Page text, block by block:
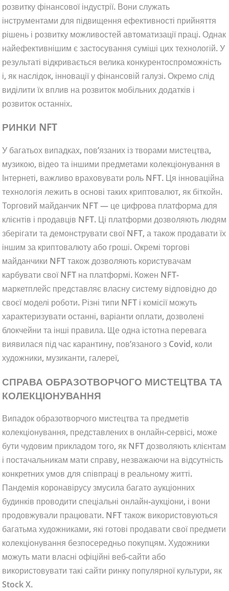
розвитку фінансової індустрії. Вони служать
інструментами для підвищення ефективності прийняття
рішень і розвитку можливостей автоматизації праці. Однак
найефективнішим є застосування суміші цих технологій. У
результаті відкривається велика конкурентоспроможність
і, як наслідок, інновації у фінансовій галузі. Окремо слід
виділити їх вплив на розвиток мобільних додатків і
розвиток останніх.
РИНКИ NFT
У багатьох випадках, пов’язаних із творами мистецтва,
музикою, відео та іншими предметами колекціонування в
Інтернеті, важливо враховувати роль NFT. Ця інноваційна
технологія лежить в основі таких криптовалют, як біткойн.
Торговий майданчик NFT — це цифрова платформа для
клієнтів і продавців NFT. Ці платформи дозволяють людям
зберігати та демонструвати свої NFT, а також продавати їх
іншим за криптовалюту або гроші. Окремі торгові
майданчики NFT також дозволяють користувачам
карбувати свої NFT на платформі. Кожен NFT-
маркетплейс представляє власну систему відповідно до
своєї моделі роботи. Різні типи NFT і комісії можуть
характеризувати останні, варіанти оплати, дозволені
блокчейни та інші правила. Ще одна істотна перевага
виявилася під час карантину, пов’язаного з Covid, коли
художники, музиканти, галереї,
СПРАВА ОБРАЗОТВОРЧОГО МИСТЕЦТВА ТА
КОЛЕКЦІОНУВАННЯ
Випадок образотворчого мистецтва та предметів
колекціонування, представлених в онлайн-сервісі, може
бути чудовим прикладом того, як NFT дозволяють клієнтам
і постачальникам мати справу, незважаючи на відсутність
конкретних умов для співпраці в реальному житті.
Пандемія коронавірусу змусила багато аукціонних
будинків проводити спеціальні онлайн-аукціони, і вони
продовжували працювати. NFT також використовуються
багатьма художниками, які готові продавати свої предмети
колекціонування безпосередньо покупцям. Художники
можуть мати власні офіційні веб-сайти або
використовувати такі сайти ринку популярної культури, як
Stock X.